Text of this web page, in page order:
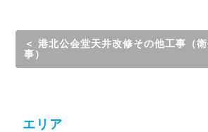
＜ 港北公会堂天井改修その他工事（
事）
エリア